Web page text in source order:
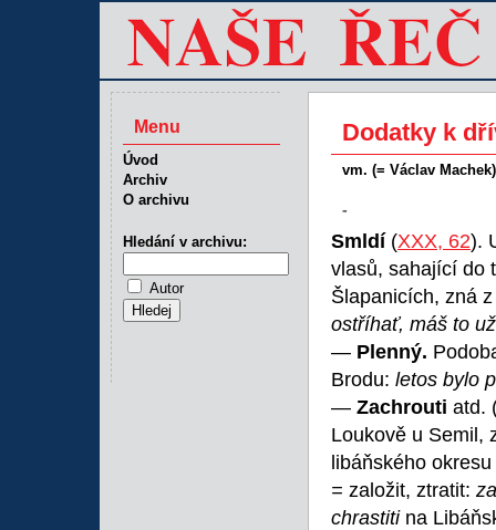
Dodatky k
vm. (= Václav Machek)
-
Smldí (XXX, 62).
vlasů, sahající do
Šlapanicích, zná
ostříhať, máš to
— Plenný.
Brodu: letos bylo
— Zachrouti atd.
Loukově u Semil,
libáňského
= založit, ztratit:
chrastiti na
Menu
Úvod
Archiv
O archivu
Hledání v archivu:
Autor